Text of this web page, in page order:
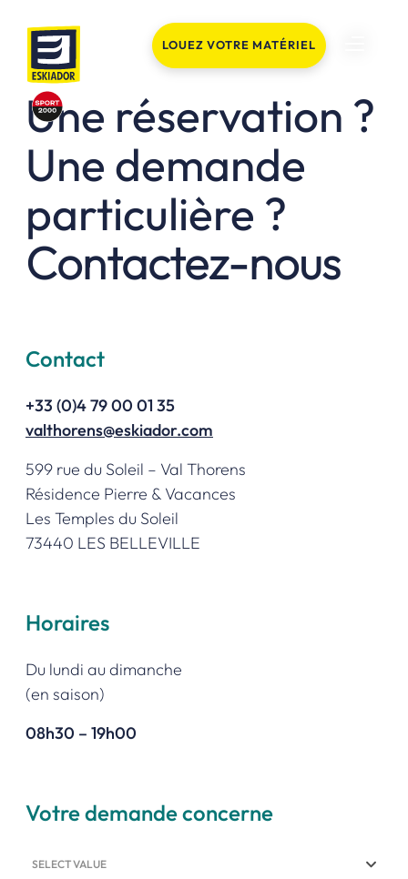
LOUEZ VOTRE MATÉRIEL
Une réservation ?
Une demande
particulière ?
Contactez-nous
Contact
+33 (0)4 79 00 01 35
valthorens@eskiador.com
599 rue du Soleil – Val Thorens
Résidence Pierre & Vacances
Les Temples du Soleil
73440 LES BELLEVILLE
Horaires
Du lundi au dimanche
(en saison)
08h30 – 19h00
Votre demande concerne
SELECT VALUE